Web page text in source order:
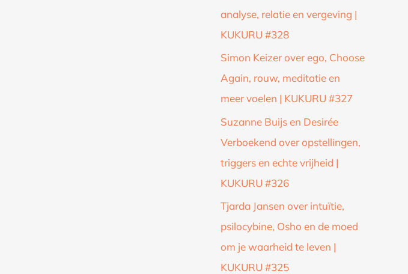
analyse, relatie en vergeving |
KUKURU #328
Simon Keizer over ego, Choose
Again, rouw, meditatie en
meer voelen | KUKURU #327
Suzanne Buijs en Desirée
Verboekend over opstellingen,
triggers en echte vrijheid |
KUKURU #326
Tjarda Jansen over intuïtie,
psilocybine, Osho en de moed
om je waarheid te leven |
KUKURU #325